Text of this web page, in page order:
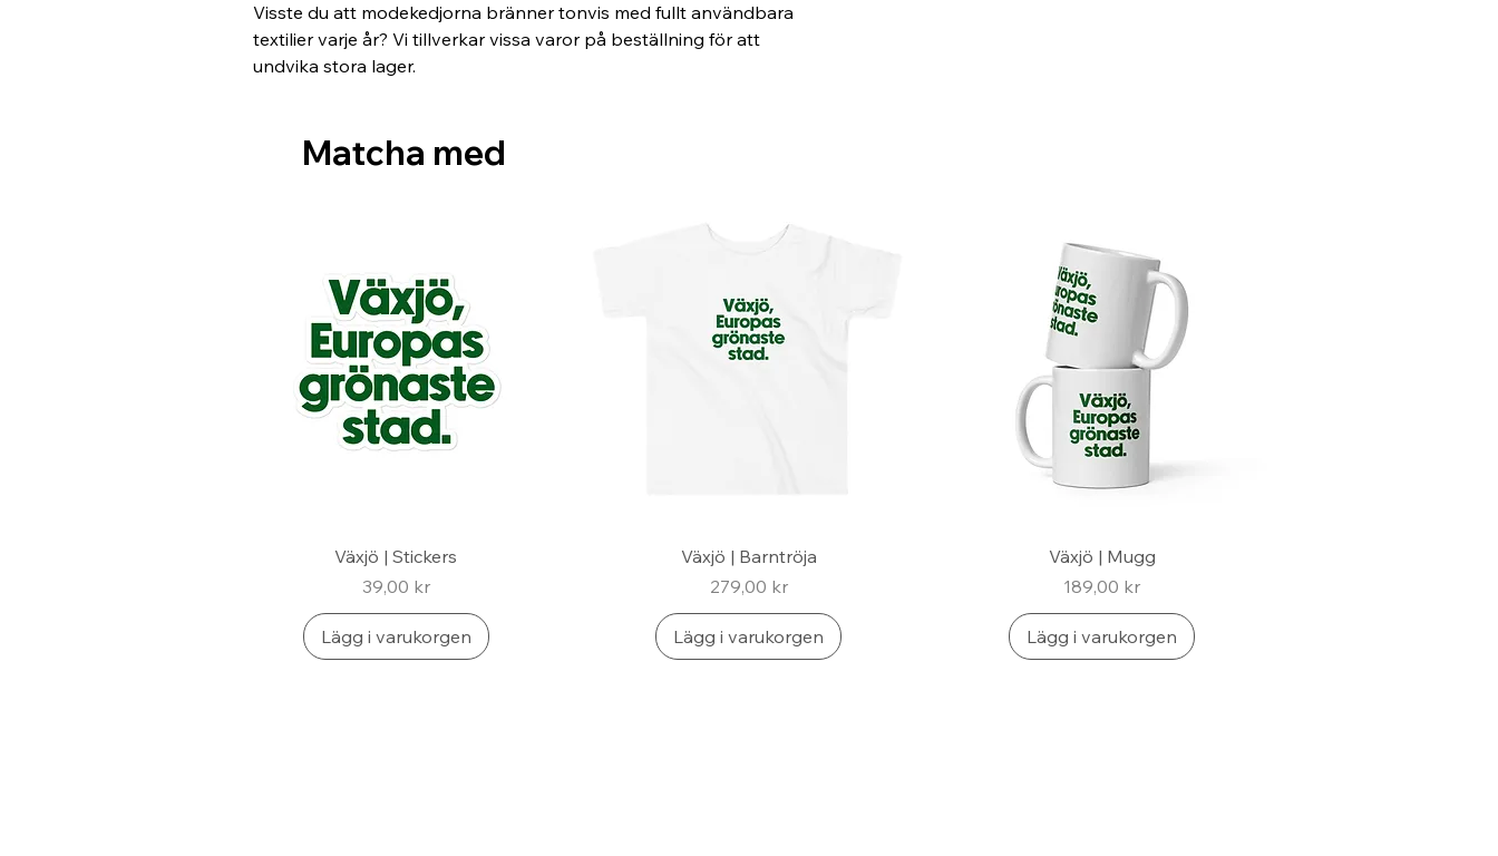
Visste du att modekedjorna bränner tonvis med fullt användbara
textilier varje år? Vi tillverkar vissa varor på beställning för att
undvika stora lager.
Matcha med
Växjö | Stickers
Pris
39,00 kr
Lägg i varukorgen
Växjö | Barntröja
Pris
279,00 kr
Lägg i varukorgen
Växjö | Mugg
Pris
189,00 kr
Lägg i varukorgen